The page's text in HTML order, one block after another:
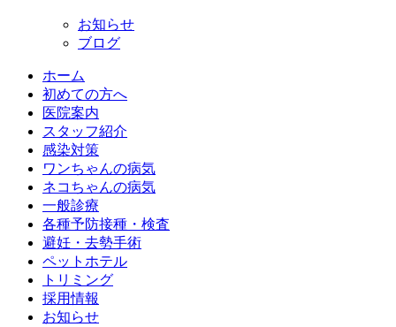
お知らせ
ブログ
ホーム
初めての方へ
医院案内
スタッフ紹介
感染対策
ワンちゃんの病気
ネコちゃんの病気
一般診療
各種予防接種・検査
避妊・去勢手術
ペットホテル
トリミング
採用情報
お知らせ